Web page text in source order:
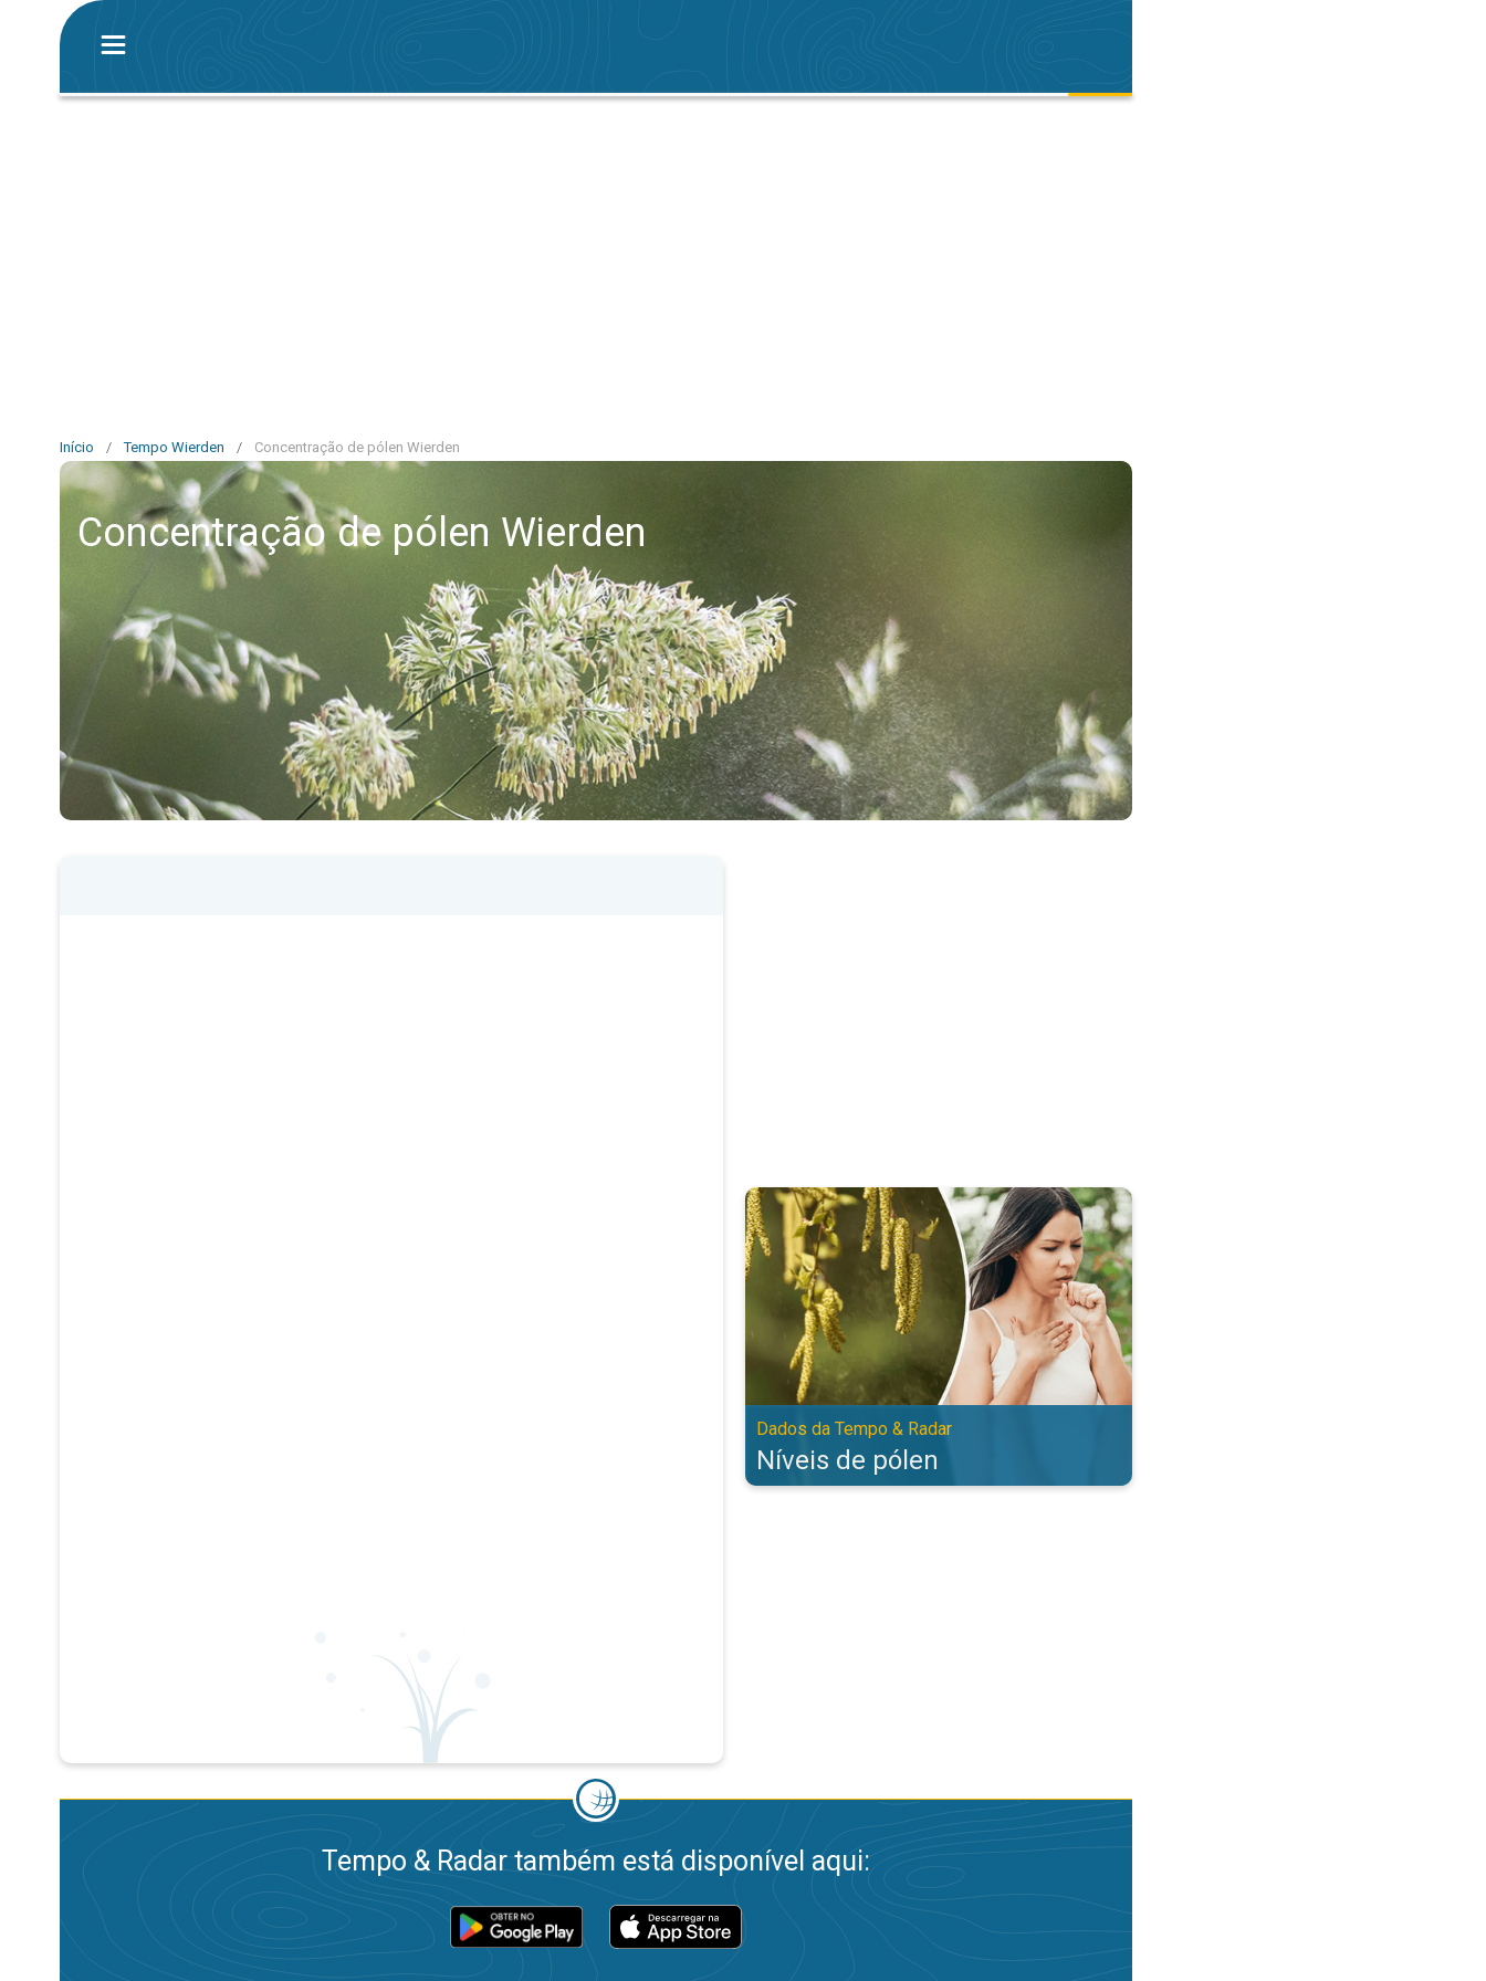
Início / Tempo Wierden / Concentração de pólen Wierden
Concentração de pólen Wierden
Níveis de pólen. Dados da Tempo & Radar. . .
Dados da Tempo & Radar
Níveis de pólen
Tempo & Radar também está disponível aqui: